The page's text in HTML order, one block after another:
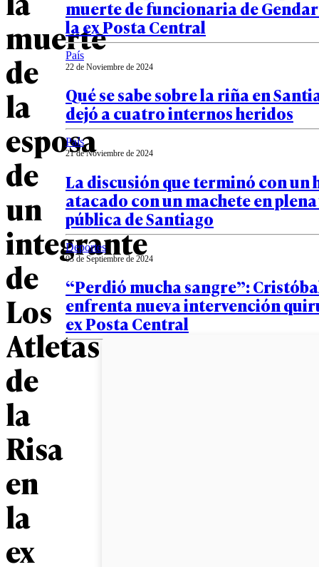
muerte
de
la
esposa
de
un
integrante
de
Los
Atletas
de
la
Risa
en
la
ex
muerte de funcionaria de
la ex Posta Central
País
22 de Noviembre de 2024
Qué se sabe sobre la riña en
dejó a cuatro internos heridos
País
21 de Noviembre de 2024
La discusión que terminó con un
atacado con un machete en
pública de Santiago
Deportes
03 de Septiembre de 2024
“Perdió mucha sangre”:
enfrenta nueva intervención
ex Posta Central